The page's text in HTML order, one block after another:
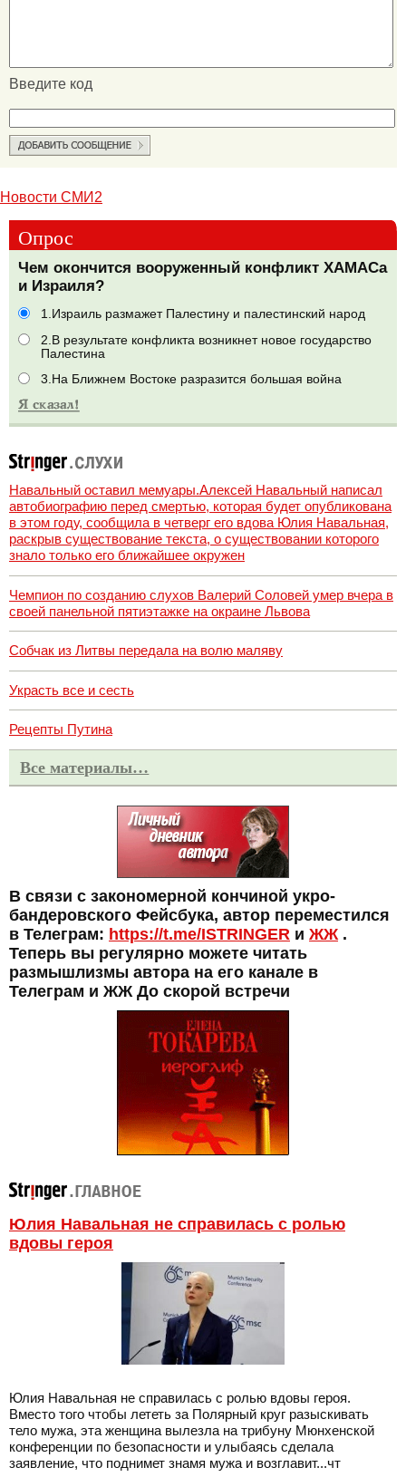
Введите код
Новости СМИ2
Опрос
Чем окончится вооруженный конфликт ХАМАСа
и Израиля?
1.Израиль размажет Палестину и палестинский народ
2.В результате конфликта возникнет новое государство
Палестина
3.На Ближнем Востоке разразится большая война
Навальный оставил мемуары.Алексей Навальный написал
автобиографию перед смертью, которая будет опубликована
в этом году, сообщила в четверг его вдова Юлия Навальная,
раскрыв существование текста, о существовании которого
знало только его ближайшее окружен
Чемпион по созданию слухов Валерий Соловей умер вчера в
своей панельной пятиэтажке на окраине Львова
Собчак из Литвы передала на волю маляву
Украсть все и сесть
Рецепты Путина
Все материалы…
В связи с закономерной кончиной укро-
бандеровского Фейсбука, автор переместился
в Телеграм: https://t.me/ISTRINGER и ЖЖ .
Теперь вы регулярно можете читать
размышлизмы автора на его канале в
Телеграм и ЖЖ До скорой встречи
Юлия Навальная не справилась с ролью
вдовы героя
Юлия Навальная не справилась с ролью вдовы героя.
Вместо того чтобы лететь за Полярный круг разыскивать
тело мужа, эта женщина вылезла на трибуну Мюнхенской
конференции по безопасности и улыбаясь сделала
заявление, что поднимет знамя мужа и возглавит...чт